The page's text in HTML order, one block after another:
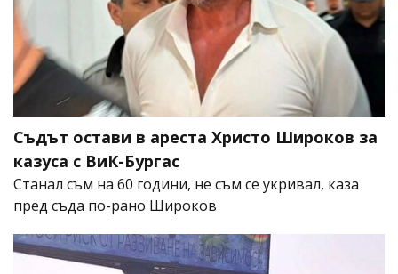
Съдът остави в ареста Христо Широков за
казуса с ВиК-Бургас
Станал съм на 60 години, не съм се укривал, каза
пред съда по-рано Широков